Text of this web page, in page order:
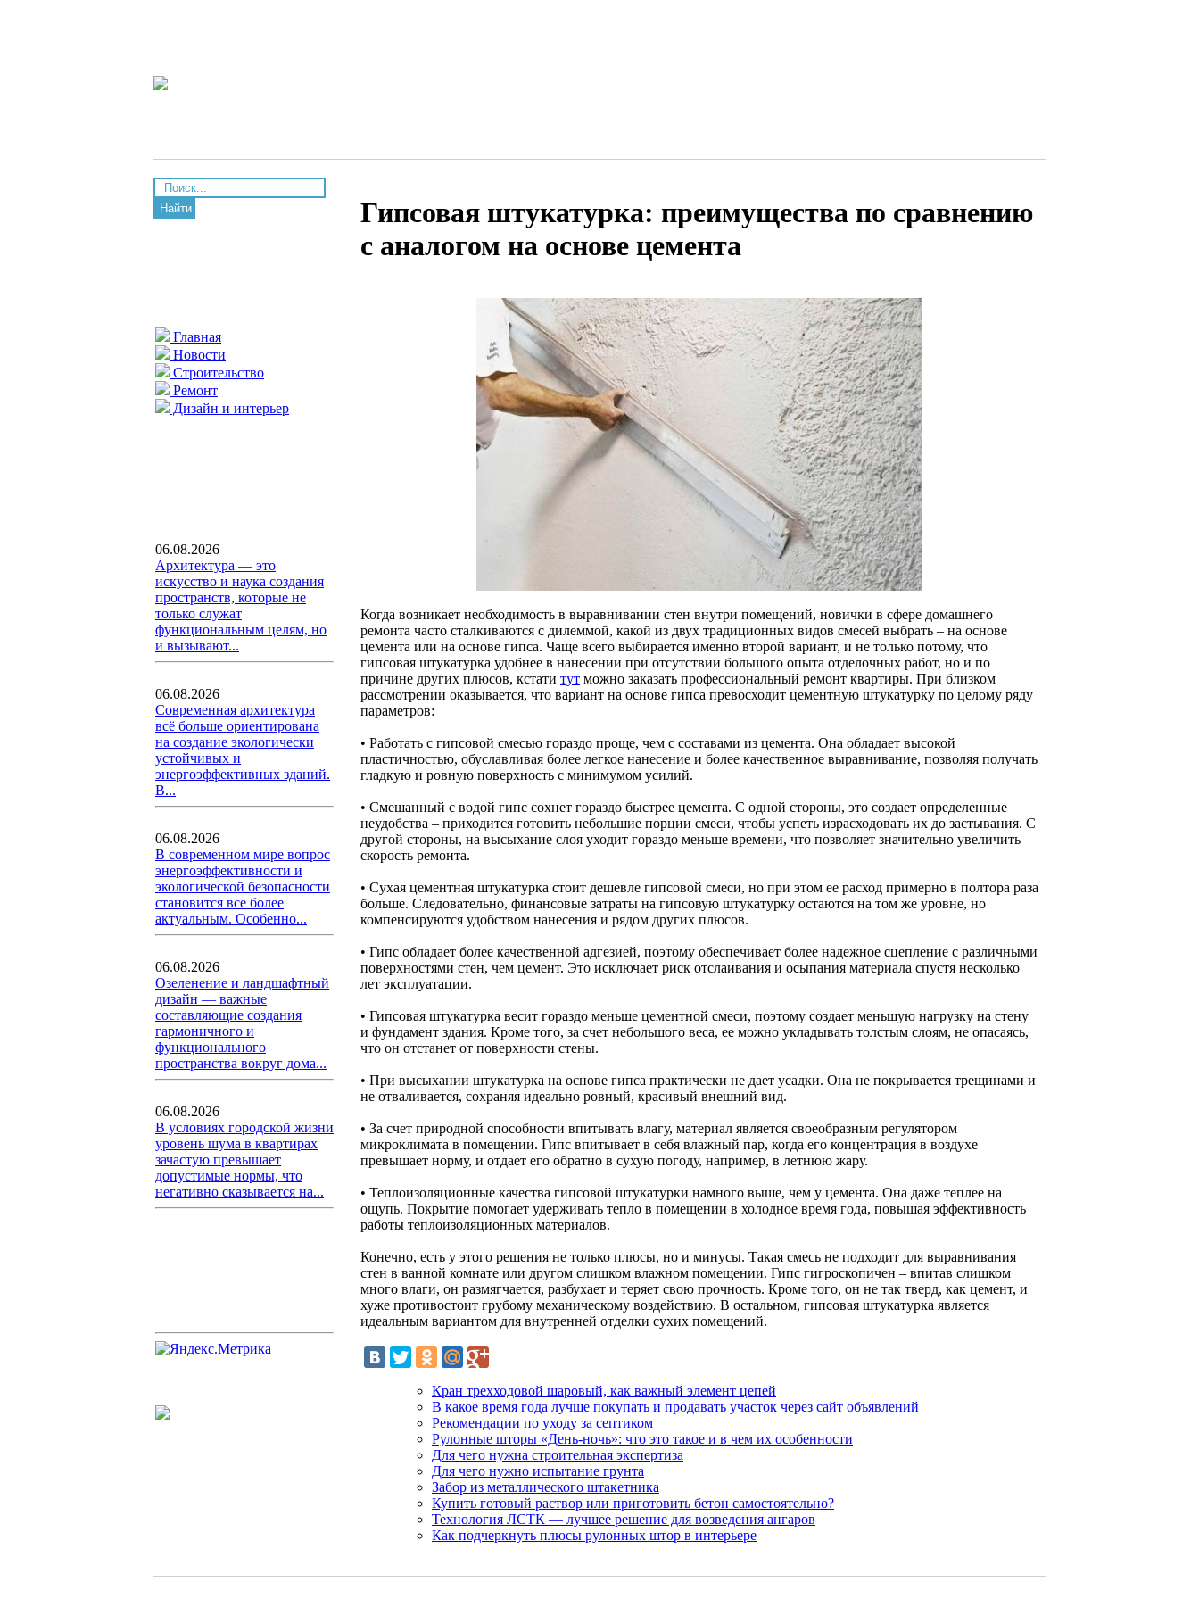
Найти
Главная
Новости
Строительство
Ремонт
Дизайн и интерьер
06.08.2026
Архитектура — это
искусство и наука создания
пространств, которые не
только служат
функциональным целям, но
и вызывают...
06.08.2026
Современная архитектура
всё больше ориентирована
на создание экологически
устойчивых и
энергоэффективных зданий.
В...
06.08.2026
В современном мире вопрос
энергоэффективности и
экологической безопасности
становится все более
актуальным. Особенно...
06.08.2026
Озеленение и ландшафтный
дизайн — важные
составляющие создания
гармоничного и
функционального
пространства вокруг дома...
06.08.2026
В условиях городской жизни
уровень шума в квартирах
зачастую превышает
допустимые нормы, что
негативно сказывается на...
Гипсовая штукатурка: преимущества по сравнению
с аналогом на основе цемента
Когда возникает необходимость в выравнивании стен внутри помещений, новички в сфере домашнего
ремонта часто сталкиваются с дилеммой, какой из двух традиционных видов смесей выбрать – на основе
цемента или на основе гипса. Чаще всего выбирается именно второй вариант, и не только потому, что
гипсовая штукатурка удобнее в нанесении при отсутствии большого опыта отделочных работ, но и по
причине других плюсов, кстати тут можно заказать профессиональный ремонт квартиры. При близком
рассмотрении оказывается, что вариант на основе гипса превосходит цементную штукатурку по целому ряду
параметров:
• Работать с гипсовой смесью гораздо проще, чем с составами из цемента. Она обладает высокой
пластичностью, обуславливая более легкое нанесение и более качественное выравнивание, позволяя получать
гладкую и ровную поверхность с минимумом усилий.
• Смешанный с водой гипс сохнет гораздо быстрее цемента. С одной стороны, это создает определенные
неудобства – приходится готовить небольшие порции смеси, чтобы успеть израсходовать их до застывания. С
другой стороны, на высыхание слоя уходит гораздо меньше времени, что позволяет значительно увеличить
скорость ремонта.
• Сухая цементная штукатурка стоит дешевле гипсовой смеси, но при этом ее расход примерно в полтора раза
больше. Следовательно, финансовые затраты на гипсовую штукатурку остаются на том же уровне, но
компенсируются удобством нанесения и рядом других плюсов.
• Гипс обладает более качественной адгезией, поэтому обеспечивает более надежное сцепление с различными
поверхностями стен, чем цемент. Это исключает риск отслаивания и осыпания материала спустя несколько
лет эксплуатации.
• Гипсовая штукатурка весит гораздо меньше цементной смеси, поэтому создает меньшую нагрузку на стену
и фундамент здания. Кроме того, за счет небольшого веса, ее можно укладывать толстым слоям, не опасаясь,
что он отстанет от поверхности стены.
• При высыхании штукатурка на основе гипса практически не дает усадки. Она не покрывается трещинами и
не отваливается, сохраняя идеально ровный, красивый внешний вид.
• За счет природной способности впитывать влагу, материал является своеобразным регулятором
микроклимата в помещении. Гипс впитывает в себя влажный пар, когда его концентрация в воздухе
превышает норму, и отдает его обратно в сухую погоду, например, в летнюю жару.
• Теплоизоляционные качества гипсовой штукатурки намного выше, чем у цемента. Она даже теплее на
ощупь. Покрытие помогает удерживать тепло в помещении в холодное время года, повышая эффективность
работы теплоизоляционных материалов.
Конечно, есть у этого решения не только плюсы, но и минусы. Такая смесь не подходит для выравнивания
стен в ванной комнате или другом слишком влажном помещении. Гипс гигроскопичен – впитав слишком
много влаги, он размягчается, разбухает и теряет свою прочность. Кроме того, он не так тверд, как цемент, и
хуже противостоит грубому механическому воздействию. В остальном, гипсовая штукатурка является
идеальным вариантом для внутренней отделки сухих помещений.
Кран трехходовой шаровый, как важный элемент цепей
В какое время года лучше покупать и продавать участок через сайт объявлений
Рекомендации по уходу за септиком
Рулонные шторы «День-ночь»: что это такое и в чем их особенности
Для чего нужна строительная экспертиза
Для чего нужно испытание грунта
Забор из металлического штакетника
Купить готовый раствор или приготовить бетон самостоятельно?
Технология ЛСТК — лучшее решение для возведения ангаров
Как подчеркнуть плюсы рулонных штор в интерьере